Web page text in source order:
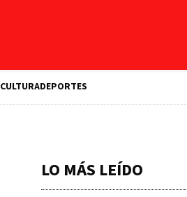
CULTURADEPORTES
LO MÁS LEÍDO